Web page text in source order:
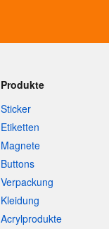
Produkte
Sticker
Etiketten
Magnete
Buttons
Verpackung
Kleidung
Acrylprodukte